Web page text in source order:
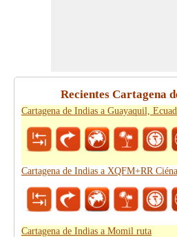
Recientes Cartagena
Cartagena de Indias a Guayaquil,
Cartagena de Indias a XQFM+RR
Cartagena de Indias a Momil ruta